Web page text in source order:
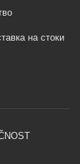
на стоки